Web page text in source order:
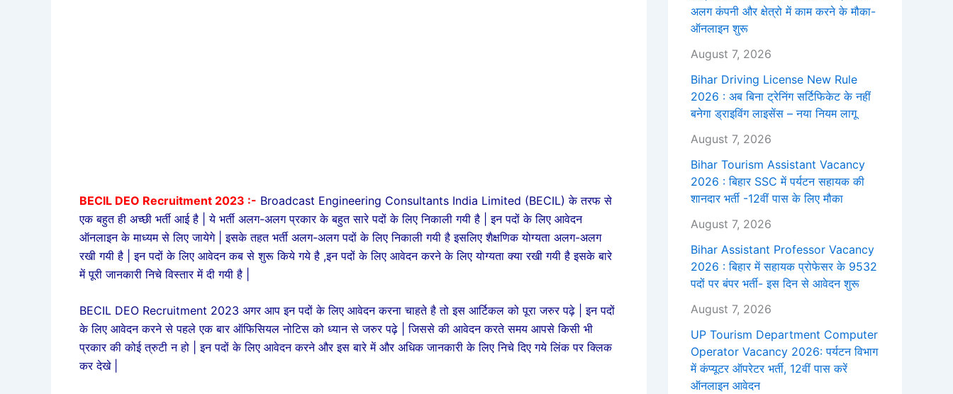
BECIL DEO Recruitment 2023 :- Broadcast Engineering Consultants India Limited (BECIL) के तरफ से
एक बहुत ही अच्छी भर्ती आई है | ये भर्ती अलग-अलग प्रकार के बहुत सारे पदों के लिए निकाली गयी है | इन पदों के लिए आवेदन
ऑनलाइन के माध्यम से लिए जायेगे | इसके तहत भर्ती अलग-अलग पदों के लिए निकाली गयी है इसलिए शैक्षणिक योग्यता अलग-अलग
रखी गयी है | इन पदों के लिए आवेदन कब से शुरू किये गये है ,इन पदों के लिए आवेदन करने के लिए योग्यता क्या रखी गयी है इसके बारे
में पूरी जानकारी निचे विस्तार में दी गयी है |
BECIL DEO Recruitment 2023 अगर आप इन पदों के लिए आवेदन करना चाहते है तो इस आर्टिकल को पूरा जरुर पढ़े | इन पदों
के लिए आवेदन करने से पहले एक बार ऑफिसियल नोटिस को ध्यान से जरुर पढ़े | जिससे की आवेदन करते समय आपसे किसी भी
प्रकार की कोई त्रुटी न हो | इन पदों के लिए आवेदन करने और इस बारे में और अधिक जानकारी के लिए निचे दिए गये लिंक पर क्लिक
कर देखे |
अलग कंपनी और क्षेत्रो में काम करने के मौका-
ऑनलाइन शुरू
August 7, 2026
Bihar Driving License New Rule
2026 : अब बिना ट्रेनिंग सर्टिफिकेट के नहीं
बनेगा ड्राइविंग लाइसेंस – नया नियम लागू
August 7, 2026
Bihar Tourism Assistant Vacancy
2026 : बिहार SSC में पर्यटन सहायक की
शानदार भर्ती -12वीं पास के लिए मौका
August 7, 2026
Bihar Assistant Professor Vacancy
2026 : बिहार में सहायक प्रोफेसर के 9532
पदों पर बंपर भर्ती- इस दिन से आवेदन शुरू
August 7, 2026
UP Tourism Department Computer
Operator Vacancy 2026: पर्यटन विभाग
में कंप्यूटर ऑपरेटर भर्ती, 12वीं पास करें
ऑनलाइन आवेदन